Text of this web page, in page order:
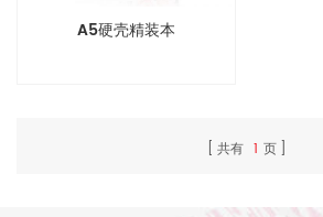
A5硬壳精装本
共有 1 页